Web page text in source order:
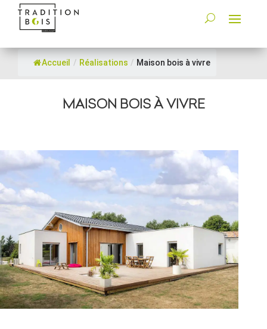
Accueil / Réalisations / Maison bois à vivre
MAISON BOIS À VIVRE